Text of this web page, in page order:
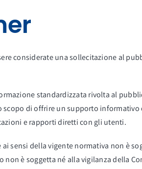
considerate una sollecitazione al
standardizzata rivolta al
scopo di offrire un supporto
e rapporti diretti con gli utenti.
sensi della vigente normativa non è
è soggetta né alla vigilanza della